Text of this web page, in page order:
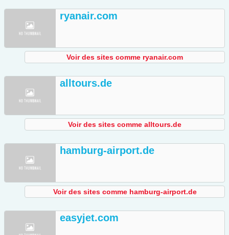
ryanair.com
Voir des sites comme ryanair.com
alltours.de
Voir des sites comme alltours.de
hamburg-airport.de
Voir des sites comme hamburg-airport.de
easyjet.com